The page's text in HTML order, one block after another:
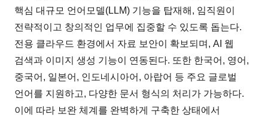
핵심 대규모 언어모델(LLM) 기능을 탑재해, 임직원이
전략적이고 창의적인 업무에 집중할 수 있도록 돕는다.
전용 클라우드 환경에서 자료 보안이 확보되며, AI 웹
검색과 이미지 생성 기능이 연동된다. 또한 한국어, 영어,
중국어, 일본어, 인도네시아어, 아랍어 등 주요 글로벌
언어를 지원하고, 다양한 문서 형식의 처리가 가능하다.
이에 따라 보완 체계를 완벽하게 구축한 상태에서